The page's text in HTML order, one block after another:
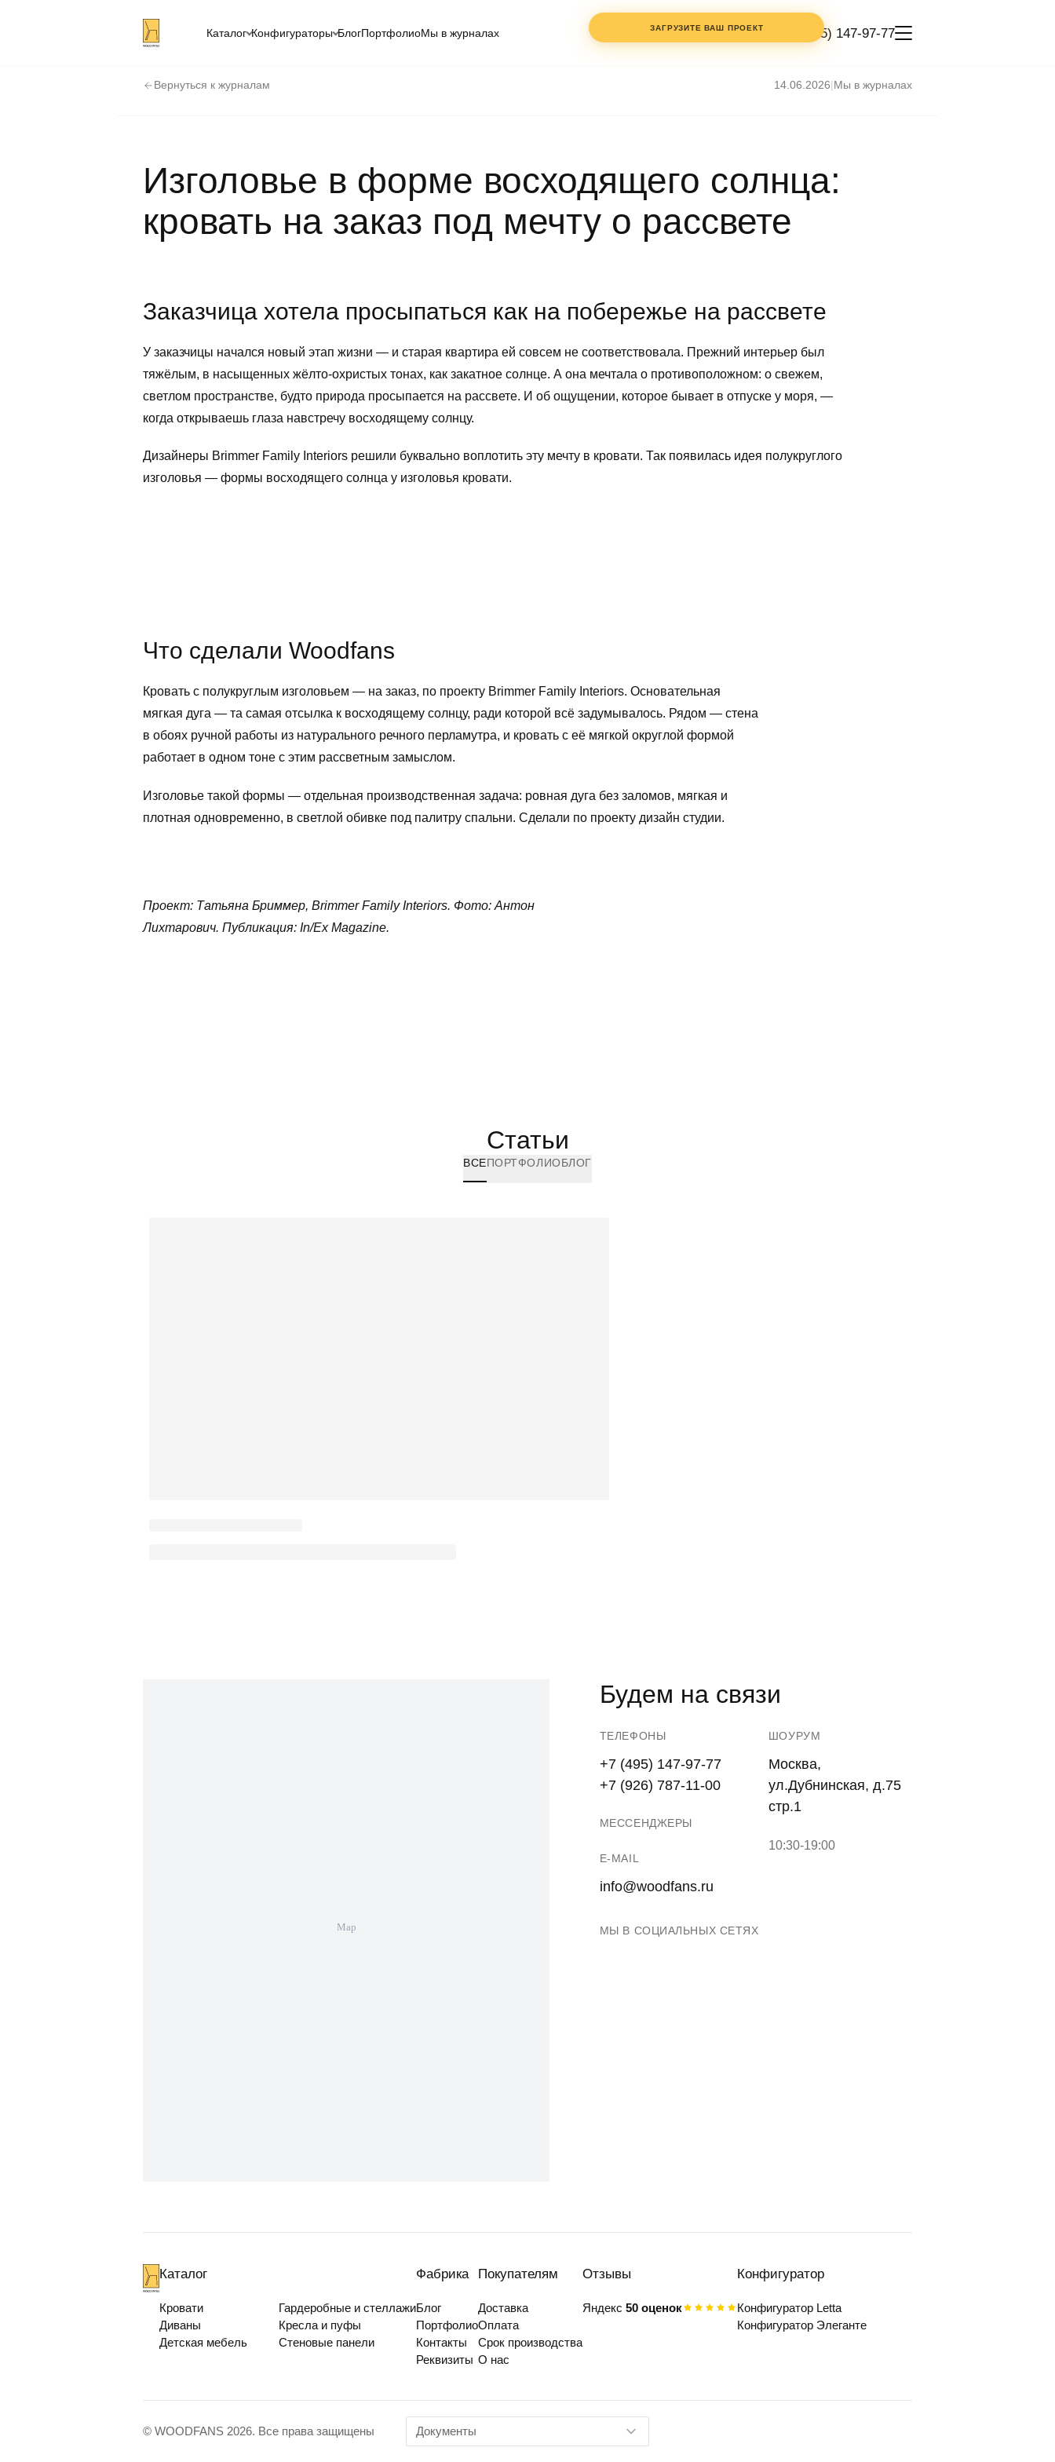
ЗАГРУЗИТЕ ВАШ ПРОЕКТ
ИМЯ ТЕЛЕФОН
СОГЛАСЕН СПОЛИТИКОЙ
Каталог Конфигураторы БлогПортфолиоМы в журналах +7 (495) 147-97-77
Вернуться к журналам 14.06.2026|Мы в журналах
Изголовье в форме восходящего солнца:
кровать на заказ под мечту о рассвете
Заказчица хотела просыпаться как на побережье на рассвете
У заказчицы начался новый этап жизни — и старая квартира ей совсем не соответствовала. Прежний интерьер был
тяжёлым, в насыщенных жёлто-охристых тонах, как закатное солнце. А она мечтала о противоположном: о свежем,
светлом пространстве, будто природа просыпается на рассвете. И об ощущении, которое бывает в отпуске у моря, —
когда открываешь глаза навстречу восходящему солнцу.
Дизайнеры Brimmer Family Interiors решили буквально воплотить эту мечту в кровати. Так появилась идея полукруглого
изголовья — формы восходящего солнца у изголовья кровати.
Что сделали Woodfans
Кровать с полукруглым изголовьем — на заказ, по проекту Brimmer Family Interiors. Основательная
мягкая дуга — та самая отсылка к восходящему солнцу, ради которой всё задумывалось. Рядом — стена
в обоях ручной работы из натурального речного перламутра, и кровать с её мягкой округлой формой
работает в одном тоне с этим рассветным замыслом.
Изголовье такой формы — отдельная производственная задача: ровная дуга без заломов, мягкая и
плотная одновременно, в светлой обивке под палитру спальни. Сделали по проекту дизайн студии.
Проект: Татьяна Бриммер, Brimmer Family Interiors. Фото: Антон
Лихтарович. Публикация: In/Ex Magazine.
Статьи
ВСЕПОРТФОЛИОБЛОГ
Будем на связи
ТЕЛЕФОНЫ
+7 (495) 147-97-77
+7 (926) 787-11-00
МЕССЕНДЖЕРЫ
E-MAIL
info@woodfans.ru
ШОУРУМ
Москва,
ул.Дубнинская, д.75
стр.1
10:30-19:00
МЫ В СОЦИАЛЬНЫХ СЕТЯХ
Каталог
Кровати
Диваны
Детская мебель
Гардеробные и стеллажи
Кресла и пуфы
Стеновые панели
Фабрика
Блог
Портфолио
Контакты
Реквизиты
Покупателям
Доставка
Оплата
Срок производства
О нас
Отзывы
Яндекс 50 оценок
Конфигуратор
Конфигуратор Letta
Конфигуратор Элеганте
© WOODFANS 2026. Все права защищены Документы